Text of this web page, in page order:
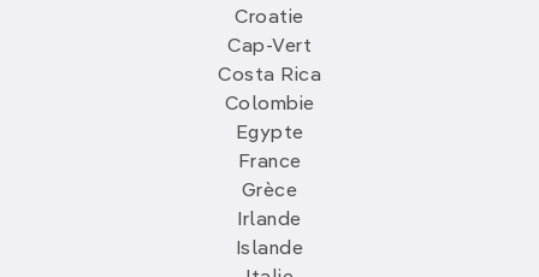
Croatie
Cap-Vert
Costa Rica
Colombie
Egypte
France
Grèce
Irlande
Islande